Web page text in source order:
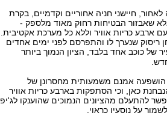
חיישני חניה אחוריים וקדמיים, בקרת
וחישוקי "17 קלים. אלא שאבזור הבטיחות רחוק מאוד מלספק -
ארבע כריות אוויר וללא כל מערכת אקטיבית.
ריסוק שנערך לו והתפרסם לפני ימים אחדים
של כוכב אחד בלבד, הציון הנמוך ביותר
הושפעה אמנם משמעותית מחסרונן של
כאן, וכי הסתפקות בארבע כריות אוויר
להתעלם מהציונים הנמוכים שהוענקו לג'יפ
על נוסעיו כראוי.